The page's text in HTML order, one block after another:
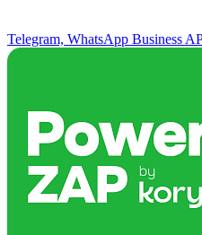
Telegram, WhatsApp Business